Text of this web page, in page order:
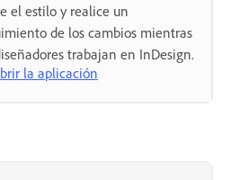
el estilo y realice un
de los cambios mientras
trabajan en InDesign.
la aplicación